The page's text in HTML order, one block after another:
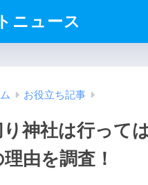
ニュース
お役立ち記事
神社は行って
由を調査！